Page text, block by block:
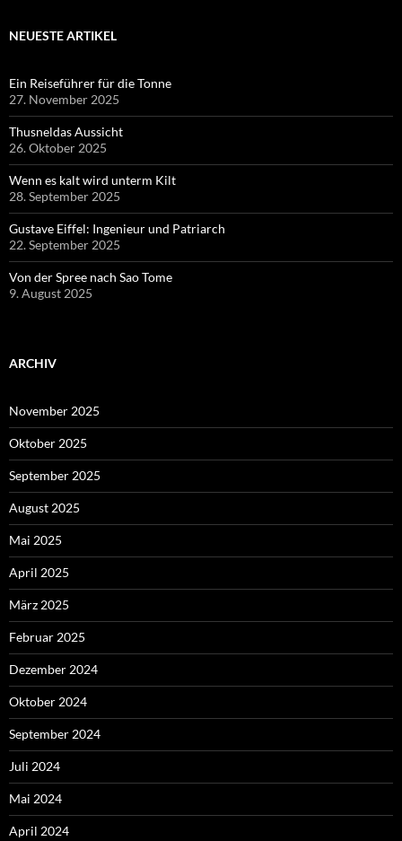
NEUESTE ARTIKEL
Ein Reiseführer für die Tonne
27. November 2025
Thusneldas Aussicht
26. Oktober 2025
Wenn es kalt wird unterm Kilt
28. September 2025
Gustave Eiffel: Ingenieur und Patriarch
22. September 2025
Von der Spree nach Sao Tome
9. August 2025
ARCHIV
November 2025
Oktober 2025
September 2025
August 2025
Mai 2025
April 2025
März 2025
Februar 2025
Dezember 2024
Oktober 2024
September 2024
Juli 2024
Mai 2024
April 2024